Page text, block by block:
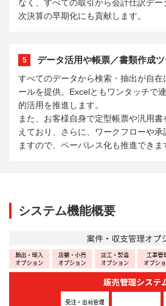
なく、すべての取引から会計仕訳デー
次決算の早期化にも貢献します。
5 データ活用や帳票／書類作成
すべてのデータから検索・抽出が自
ールを提供。Excelともワンタッチで
的活用を推進します。
また、お客様自身で定型帳票や汎用
えており、さらに、ワークフローや
ますので、ペーパレス化も推進できま
システム機能概要